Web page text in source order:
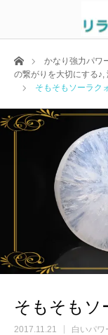
ホームかなり強力パワ
の繋がりを大切にする♪,
そもそもソーラク
そもそもソ
2017.11.21 白いパワ